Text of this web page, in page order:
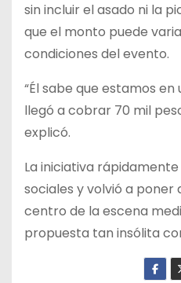
sin incluir el asado ni la
que el monto puede
condiciones del evento.
“Él sabe que estamos
llegó a cobrar 70 mil
explicó.
La iniciativa
sociales y volvió a poner
centro de la escena
propuesta tan insólita